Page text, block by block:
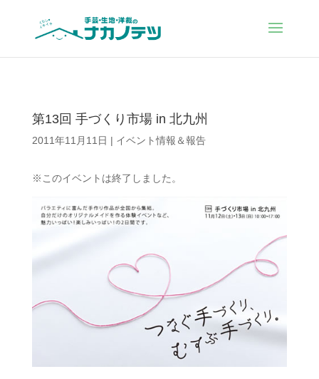
第13回 手づくり市場 in 北九州
2011年11月11日 | イベント情報＆報告
※このイベントは終了しました。